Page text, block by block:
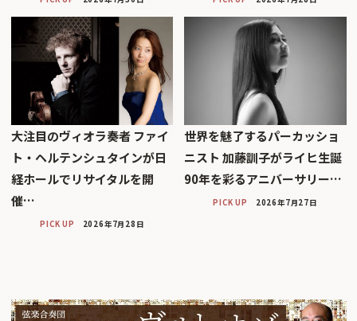
大注目のヴィオラ奏者 ファイ
ト・ヘルテンシュタインが日
経ホールでリサイタルを開
催…
PICK UP 2026年7月28日
世界を魅了するパーカッショ
ニスト 加藤訓子がライヒ生誕
90年を彩るアニバーサリー…
PICK UP 2026年7月27日